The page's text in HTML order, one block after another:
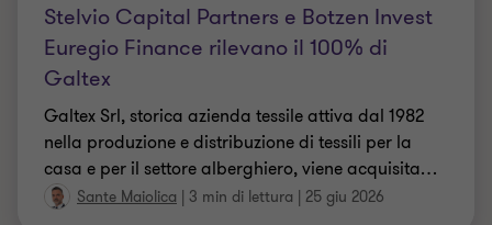
Stelvio Capital Partners e Botzen Invest
Euregio Finance rilevano il 100% di
Galtex
Galtex Srl, storica azienda tessile attiva dal 1982
nella produzione e distribuzione di tessili per la
casa e per il settore alberghiero, viene acquisita…
Sante Maiolica | 3 min di lettura | 25 giu 2026